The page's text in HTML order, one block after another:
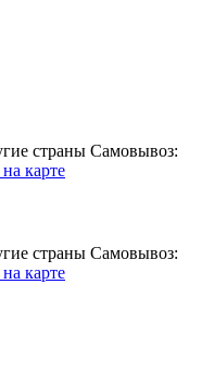
страны Самовывоз:
карте
страны Самовывоз:
карте